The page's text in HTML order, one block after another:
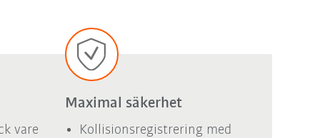
vare
Maximal säkerhet
Kollisionsregistrering med